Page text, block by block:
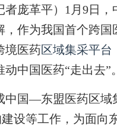
庞革平）1月9日，
，作为我国首个跨国
境医药区域集采平台
中国医药“走出去”
国—东盟医药区域
设等工作，为面向